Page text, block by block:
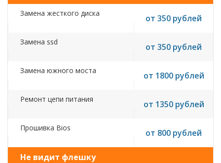
Замена жесткого диска от 350 рублей
Замена ssd от 350 рублей
Замена южного моста от 1800 рублей
Ремонт цепи питания от 1350 рублей
Прошивка Bios от 800 рублей
Не видит флешку